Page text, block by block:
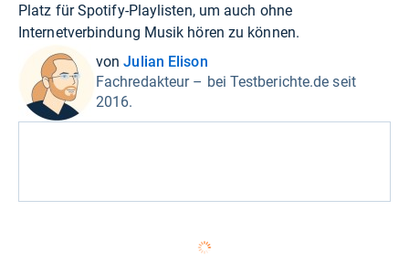
Platz für Spotify-Playlisten, um auch ohne
Internetverbindung Musik hören zu können.
vonJulian Elison
Fachredakteur – bei Testberichte.de seit
2016.